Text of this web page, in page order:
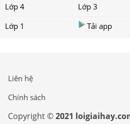
Lớp 4
Lớp 3
Lớp 1
Tải app
Liên hệ
Chính sách
Copyright ©2021